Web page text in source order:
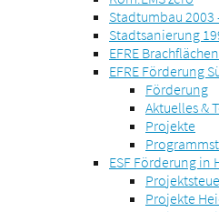
Stadtumbau 2003
Stadtsanierung
EFRE
EFRE Förderung
Förderung
Aktuelles &
Projekte
ESF Förderung in
Projekte